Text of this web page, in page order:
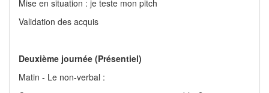
Mise en situation : je teste mon pitch
Validation des acquis
Deuxième journée (Présentiel)
Matin - Le non-verbal :